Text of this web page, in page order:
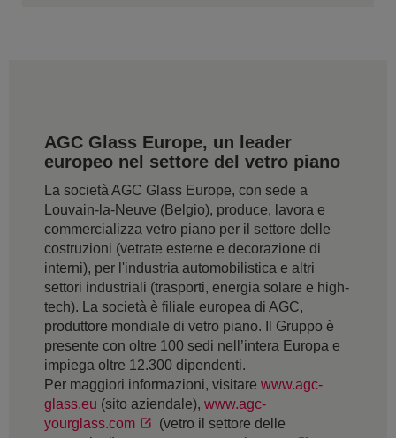
AGC Glass Europe, un leader
europeo nel settore del vetro piano
La società AGC Glass Europe, con sede a
Louvain-la-Neuve (Belgio), produce, lavora e
commercializza vetro piano per il settore delle
costruzioni (vetrate esterne e decorazione di
interni), per l'industria automobilistica e altri
settori industriali (trasporti, energia solare e high-
tech). La società è filiale europea di AGC,
produttore mondiale di vetro piano. Il Gruppo è
presente con oltre 100 sedi nell’intera Europa e
impiega oltre 12.300 dipendenti.
Per maggiori informazioni, visitare www.agc-
glass.eu (sito aziendale), www.agc-
yourglass.com
(vetro il settore delle